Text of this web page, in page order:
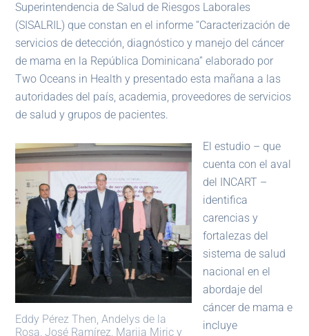
Superintendencia de Salud de Riesgos Laborales
(SISALRIL) que constan en el informe “Caracterización de
servicios de detección, diagnóstico y manejo del cáncer
de mama en la República Dominicana” elaborado por
Two Oceans in Health y presentado esta mañana a las
autoridades del país, academia, proveedores de servicios
de salud y grupos de pacientes.
Eddy Pérez Then, Andelys de la
Rosa, José Ramírez, Marija Miric y
El estudio – que
cuenta con el aval
del INCART –
identifica
carencias y
fortalezas del
sistema de salud
nacional en el
abordaje del
cáncer de mama e
incluye